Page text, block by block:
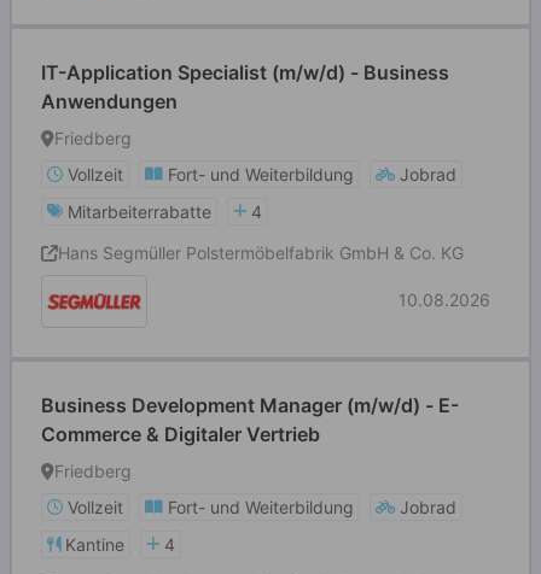
IT-Application Specialist (m/w/d) - Business
Anwendungen
Friedberg
Vollzeit
Fort- und Weiterbildung
Jobrad
Mitarbeiterrabatte
4
Hans Segmüller Polstermöbelfabrik GmbH & Co. KG
10.08.2026
Business Development Manager (m/w/d) - E-
Commerce & Digitaler Vertrieb
Friedberg
Vollzeit
Fort- und Weiterbildung
Jobrad
Kantine
4